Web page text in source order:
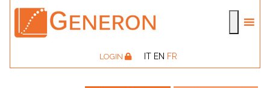
LOGIN IT EN FR